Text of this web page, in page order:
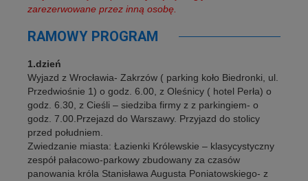
zarezerwowane przez inną osobę.
RAMOWY PROGRAM
1.dzień
Wyjazd z Wrocławia- Zakrzów ( parking koło Biedronki, ul.
Przedwiośnie 1) o godz. 6.00, z Oleśnicy ( hotel Perła) o
godz. 6.30, z Cieśli – siedziba firmy z z parkingiem- o
godz. 7.00.Przejazd do Warszawy. Przyjazd do stolicy
przed południem.
Zwiedzanie miasta: Łazienki Królewskie – klasycystyczny
zespół pałacowo-parkowy zbudowany za czasów
panowania króla Stanisława Augusta Poniatowskiego- z